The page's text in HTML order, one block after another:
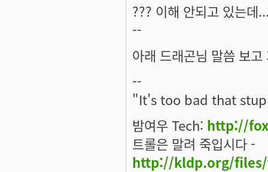
??? 이해 안되고 있는데
--
아래 드래곤님 말씀 보
--
"It's too bad that
밤여우 Tech: http://
트롤은 말려 죽입시다 -
http://kldp.org/